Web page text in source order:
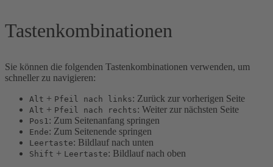
Tastenkombinationen
Sie können die folgenden Tastenkombinationen verwenden, um
schneller zu navigieren:
Alt + Pfeil nach links: Zurück zur vorherigen Seite
Alt + Pfeil nach rechts: Weiter zur nächsten Seite
Pos1: Zum Seitenanfang springen
Ende: Zum Seitenende springen
Leertaste: Bildlauf nach unten
Shift + Leertaste: Bildlauf nach oben